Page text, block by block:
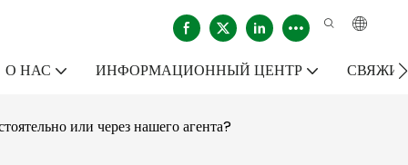
О НАС ИНФОРМАЦИОННЫЙ ЦЕНТР
или через нашего агента?